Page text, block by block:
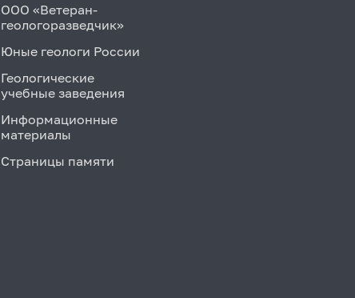
ООО «Ветеран-
геологоразведчик»
Юные геологи России
Геологические
учебные заведения
Информационные
материалы
Страницы памяти